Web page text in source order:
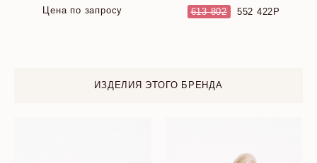
Цена по запросу 613 802 552 422
ИЗДЕЛИЯ ЭТОГО БРЕНДА